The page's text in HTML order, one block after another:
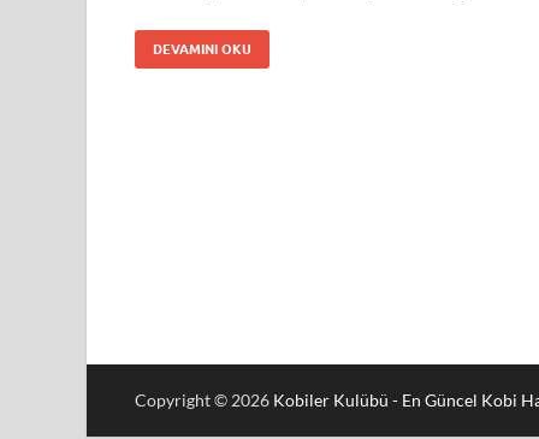
DEVAMINI OKU
Copyright © 2026 Kobiler Kulübü - En Güncel Kobi